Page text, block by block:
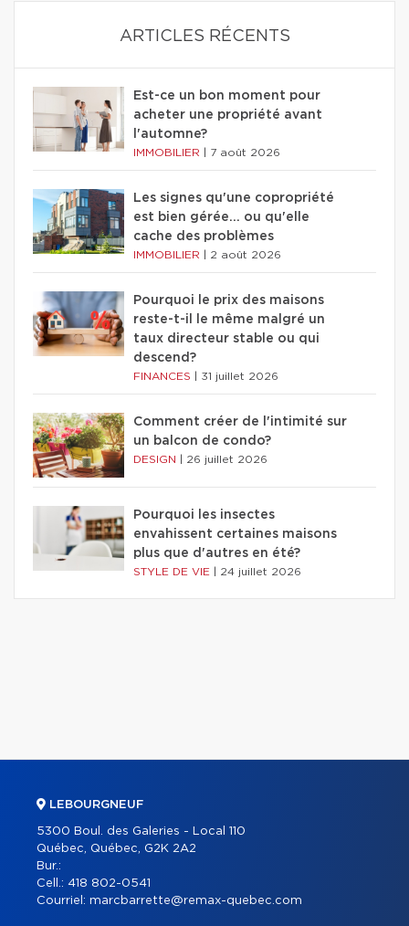
ARTICLES RÉCENTS
Est-ce un bon moment pour
acheter une propriété avant
l'automne?
IMMOBILIER 7 août 2026
Les signes qu'une copropriété
est bien gérée… ou qu'elle
cache des problèmes
IMMOBILIER 2 août 2026
Pourquoi le prix des maisons
reste-t-il le même malgré un
taux directeur stable ou qui
descend?
FINANCES 31 juillet 2026
Comment créer de l'intimité sur
un balcon de condo?
DESIGN 26 juillet 2026
Pourquoi les insectes
envahissent certaines maisons
plus que d'autres en été?
STYLE DE VIE 24 juillet 2026
LEBOURGNEUF
5300 Boul. des Galeries - Local 110
Québec, Québec, G2K 2A2
Bur.:
Cell.: 418 802-0541
Courriel: marcbarrette@remax-quebec.com